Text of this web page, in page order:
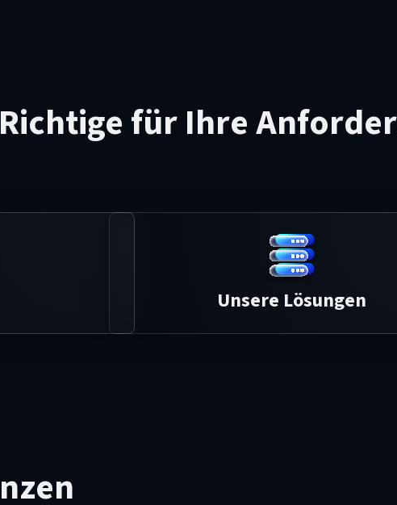
für Ihre
Unsere Lösungen